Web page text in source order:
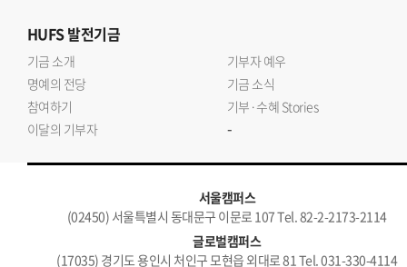
HUFS발전기금
기금 소개
기부자 예우
명예의 전당
기금 소식
참여하기
기부·수혜 Stories
이달의 기부자
-
서울캠퍼스
(02450) 서울특별시 동대문구 이문로 107 Tel. 82-2-2173-2114
글로벌캠퍼스
(17035) 경기도 용인시 처인구 모현읍 외대로 81 Tel. 031-330-4114